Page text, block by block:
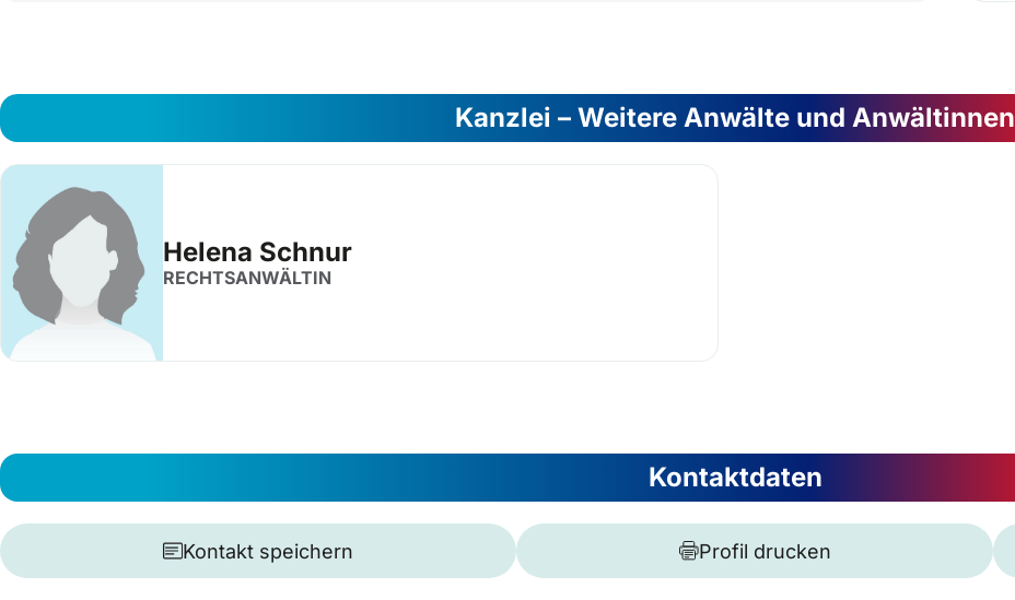
Kanzlei – Weitere Anwälte und Anwältinnen
Helena Schnur
RECHTSANWÄLTIN
Kontaktdaten
Kontakt speichern Profil drucken